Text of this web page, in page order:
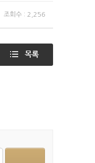
조회수 : 2,256